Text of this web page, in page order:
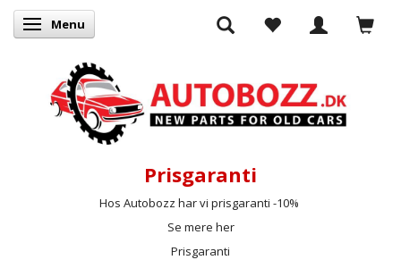
Skifte navigation
Menu
Prisgaranti
Hos Autobozz har vi prisgaranti -10%
Se mere her
Prisgaranti